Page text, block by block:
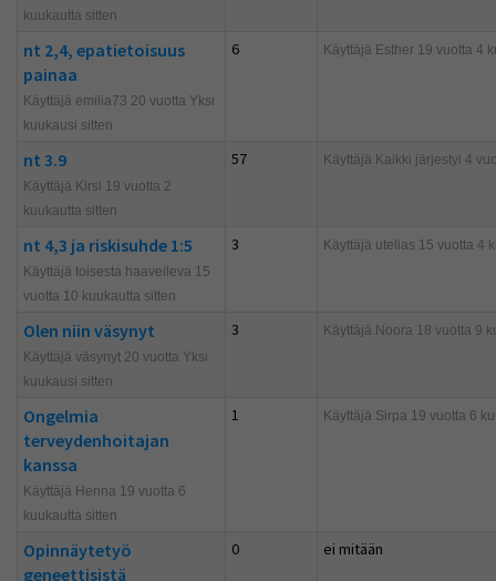
kuukautta sitten
nt 2,4, epatietoisuus
painaa
Käyttäjä emilia73 20 vuotta Yksi
kuukausi sitten
6 Käyttäjä Esther 19 vuotta 4
nt 3.9
Käyttäjä Kirsi 19 vuotta 2
kuukautta sitten
57 Käyttäjä Kaikki järjestyi 4
nt 4,3 ja riskisuhde 1:5
Käyttäjä toisesta haaveileva 15
vuotta 10 kuukautta sitten
3 Käyttäjä utelias 15 vuotta 4
Olen niin väsynyt
Käyttäjä väsynyt 20 vuotta Yksi
kuukausi sitten
3 Käyttäjä Noora 18 vuotta 9
Ongelmia
terveydenhoitajan
kanssa
Käyttäjä Henna 19 vuotta 6
kuukautta sitten
1 Käyttäjä Sirpa 19 vuotta 6
Opinnäytetyö
geneettisistä
0 ei mitään